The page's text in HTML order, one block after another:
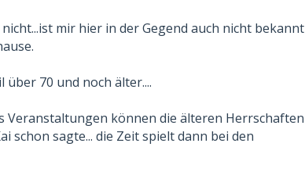
mir hier in der Gegend auch nicht bekannt
70 und noch älter....
Veranstaltungen können die älteren Herrschaften
schon sagte... die Zeit spielt dann bei den